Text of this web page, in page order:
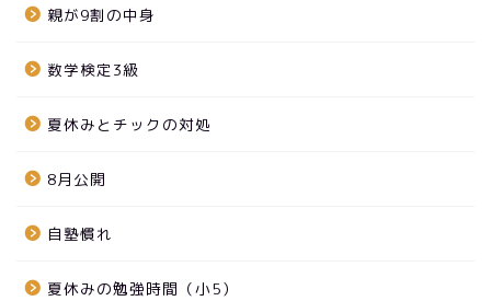
親が9割の中身
数学検定3級
夏休みとチックの対処
8月公開
自塾慣れ
夏休みの勉強時間（小5）